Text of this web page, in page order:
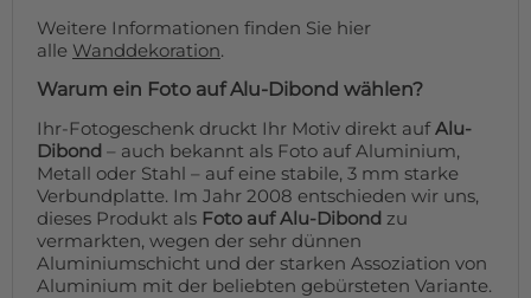
Weitere Informationen finden Sie hier
alle Wanddekoration.
Warum ein Foto auf Alu-Dibond wählen?
Ihr-Fotogeschenk druckt Ihr Motiv direkt aufAlu-
Dibond – auch bekannt als Foto auf Aluminium,
Metall oder Stahl – auf eine stabile, 3 mm starke
Verbundplatte. Im Jahr 2008 entschieden wir uns,
dieses Produkt als Foto auf Alu-Dibond zu
vermarkten, wegen der sehr dünnen
Aluminiumschicht und der starken Assoziation von
Aluminium mit der beliebten gebürsteten Variante.